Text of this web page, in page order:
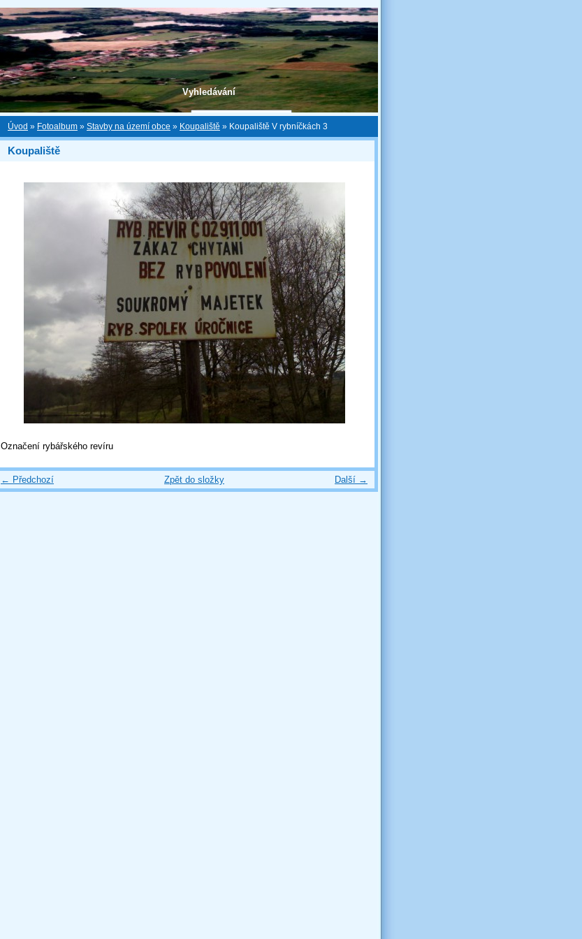
Vyhledávání
Úvod » Fotoalbum » Stavby na území obce » Koupaliště » Koupaliště V rybníčkách 3
Koupaliště
Označení rybářského revíru
← Předchozí Další →
Zpět do složky